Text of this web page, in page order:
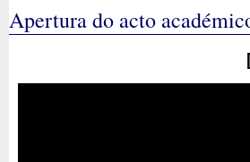
Apertura do acto